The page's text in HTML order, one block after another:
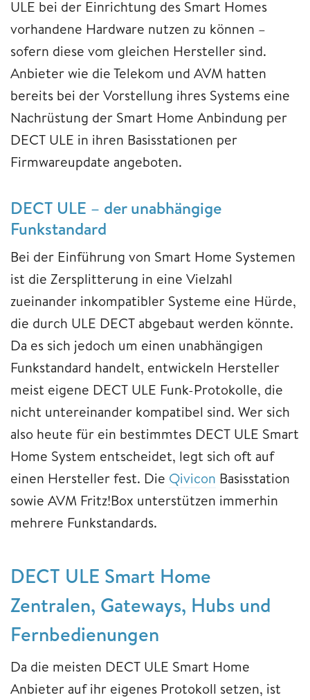
ULE bei der Einrichtung des Smart Homes
vorhandene Hardware nutzen zu können –
sofern diese vom gleichen Hersteller sind.
Anbieter wie die Telekom und AVM hatten
bereits bei der Vorstellung ihres Systems eine
Nachrüstung der Smart Home Anbindung per
DECT ULE in ihren Basisstationen per
Firmwareupdate angeboten.
DECT ULE – der unabhängige
Funkstandard
Bei der Einführung von Smart Home Systemen
ist die Zersplitterung in eine Vielzahl
zueinander inkompatibler Systeme eine Hürde,
die durch ULE DECT abgebaut werden könnte.
Da es sich jedoch um einen unabhängigen
Funkstandard handelt, entwickeln Hersteller
meist eigene DECT ULE Funk-Protokolle, die
nicht untereinander kompatibel sind. Wer sich
also heute für ein bestimmtes DECT ULE Smart
Home System entscheidet, legt sich oft auf
einen Hersteller fest. Die Qivicon Basisstation
sowie AVM Fritz!Box unterstützen immerhin
mehrere Funkstandards.
DECT ULE Smart Home
Zentralen, Gateways, Hubs und
Fernbedienungen
Da die meisten DECT ULE Smart Home
Anbieter auf ihr eigenes Protokoll setzen, ist